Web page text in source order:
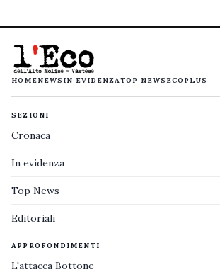
HOMENEWS IN EVIDENZATOP NEWS ECOPLUS
SEZIONI
Cronaca
In evidenza
Top News
Editoriali
APPROFONDIMENTI
L'attacca Bottone